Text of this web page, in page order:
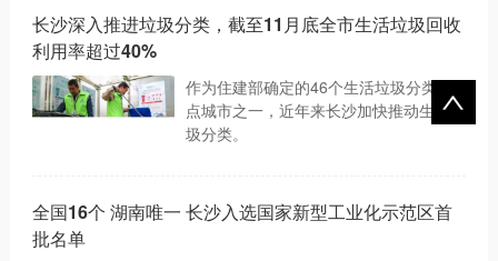
长沙深入推进垃圾分类，截至11月底全市生活垃圾回收
利用率超过40%
作为住建部确定的46个生活垃圾分类重
点城市之一，近年来长沙加快推动生活垃
圾分类。
全国16个 湖南唯一 长沙入选国家新型工业化示范区首
批名单